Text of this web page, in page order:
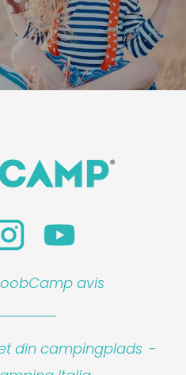
avis
din campingplads -